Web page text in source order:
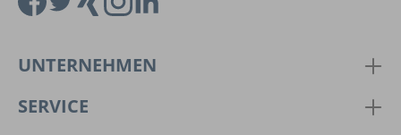
UNTERNEHMEN
SERVICE